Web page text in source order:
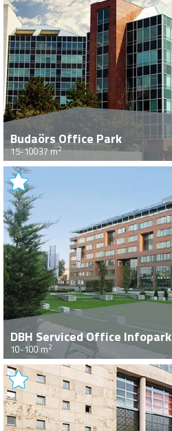
Budaörs Office Park
15-10037 m2
DBH Serviced Office Infopark
10-100 m2